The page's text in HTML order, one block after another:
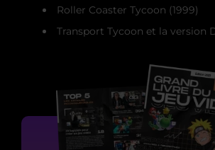
Roller Coaster Tycoon (1999)
Transport Tycoon et la version